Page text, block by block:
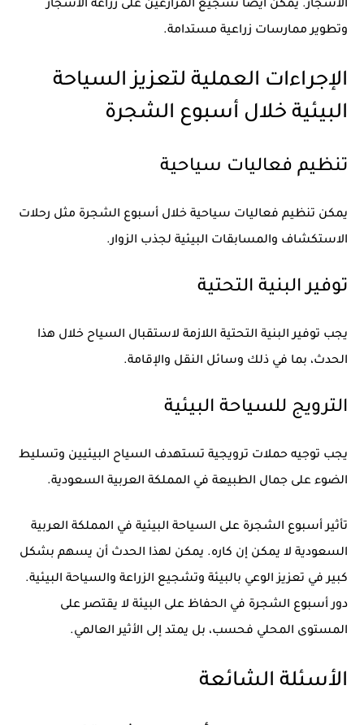
الأشجار. يمكن أيضًا تشجيع المزارعين على زراعة الأشجار
وتطوير ممارسات زراعية مستدامة.
الإجراءات العملية لتعزيز السياحة
البيئية خلال أسبوع الشجرة
تنظيم فعاليات سياحية
يمكن تنظيم فعاليات سياحية خلال أسبوع الشجرة مثل رحلات
الاستكشاف والمسابقات البيئية لجذب الزوار.
توفير البنية التحتية
يجب توفير البنية التحتية اللازمة لاستقبال السياح خلال هذا
الحدث، بما في ذلك وسائل النقل والإقامة.
الترويج للسياحة البيئية
يجب توجيه حملات ترويجية تستهدف السياح البيئيين وتسليط
الضوء على جمال الطبيعة في المملكة العربية السعودية.
تأثير أسبوع الشجرة على السياحة البيئية في المملكة العربية
السعودية لا يمكن إن كاره. يمكن لهذا الحدث أن يسهم بشكل
كبير في تعزيز الوعي بالبيئة وتشجيع الزراعة والسياحة البيئية.
دور أسبوع الشجرة في الحفاظ على البيئة لا يقتصر على
المستوى المحلي فحسب، بل يمتد إلى الأثير العالمي.
الأسئلة الشائعة